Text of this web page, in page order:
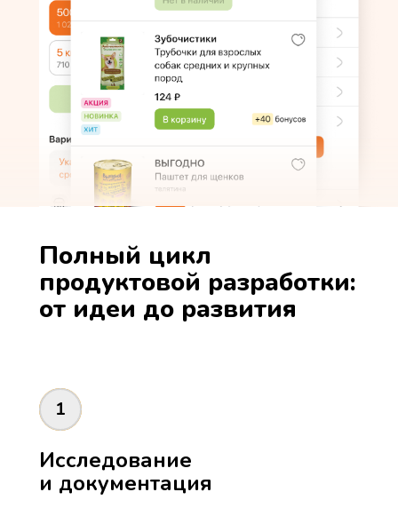
1
Исследование
и документация
Полный цикл
продуктовой разработки:
от идеи до развития